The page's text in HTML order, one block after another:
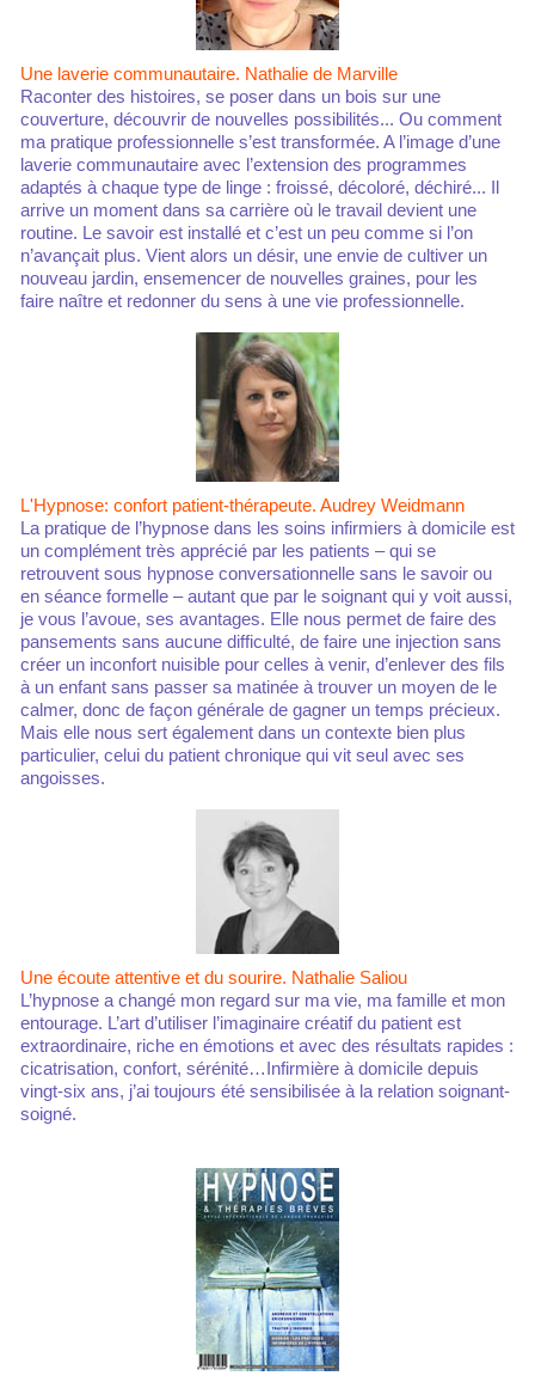
Une laverie communautaire. Nathalie de Marville
Raconter des histoires, se poser dans un bois sur une
couverture, découvrir de nouvelles possibilités... Ou comment
ma pratique professionnelle s’est transformée. A l’image d’une
laverie communautaire avec l’extension des programmes
adaptés à chaque type de linge : froissé, décoloré, déchiré... Il
arrive un moment dans sa carrière où le travail devient une
routine. Le savoir est installé et c’est un peu comme si l’on
n’avançait plus. Vient alors un désir, une envie de cultiver un
nouveau jardin, ensemencer de nouvelles graines, pour les
faire naître et redonner du sens à une vie professionnelle.
L'Hypnose: confort patient-thérapeute. Audrey Weidmann
La pratique de l’hypnose dans les soins infirmiers à domicile est
un complément très apprécié par les patients – qui se
retrouvent sous hypnose conversationnelle sans le savoir ou
en séance formelle – autant que par le soignant qui y voit aussi,
je vous l’avoue, ses avantages. Elle nous permet de faire des
pansements sans aucune difficulté, de faire une injection sans
créer un inconfort nuisible pour celles à venir, d’enlever des fils
à un enfant sans passer sa matinée à trouver un moyen de le
calmer, donc de façon générale de gagner un temps précieux.
Mais elle nous sert également dans un contexte bien plus
particulier, celui du patient chronique qui vit seul avec ses
angoisses.
Une écoute attentive et du sourire. Nathalie Saliou
L’hypnose a changé mon regard sur ma vie, ma famille et mon
entourage. L’art d’utiliser l’imaginaire créatif du patient est
extraordinaire, riche en émotions et avec des résultats rapides :
cicatrisation, confort, sérénité…Infirmière à domicile depuis
vingt-six ans, j’ai toujours été sensibilisée à la relation soignant-
soigné.